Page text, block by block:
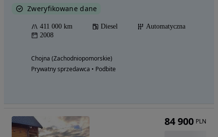
Zweryfikowane dane
411 000 km Diesel
Automatyczna
2008
Chojna (Zachodniopomorskie)
Prywatny sprzedawca • Podbite
84 900 PLN